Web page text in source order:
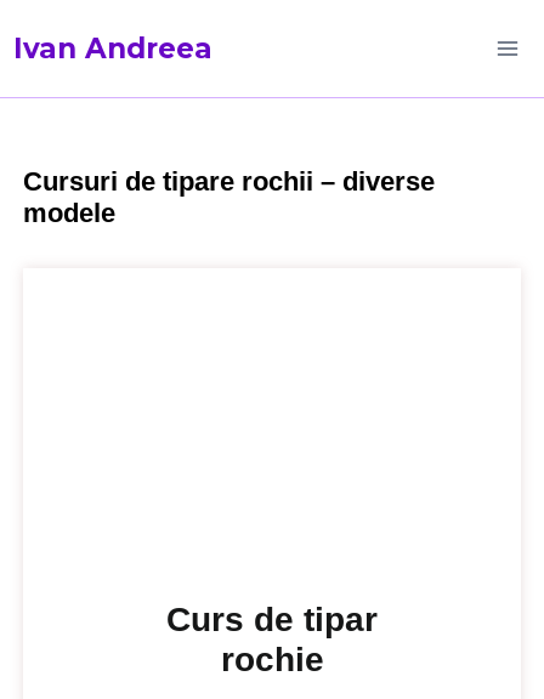
Ivan Andreea
Cursuri de tipare rochii – diverse
modele
Curs de tipar
rochie